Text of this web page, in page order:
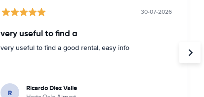
30-07-2026
very useful to find a
very useful to find a good rental, easy info
R Ricardo Diez Valle